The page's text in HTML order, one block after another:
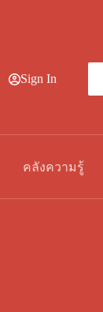
Sign In
คลังความรู้